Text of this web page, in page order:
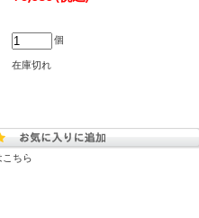
個
在庫切れ
こちら